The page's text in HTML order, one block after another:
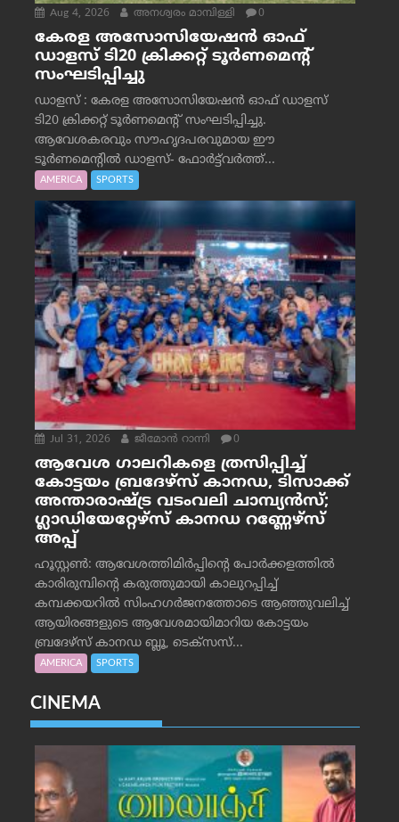
Aug 4, 2026 അനശ്വരം മാമ്പിള്ളി 0
കേരള അസോസിയേഷൻ ഓഫ്
ഡാളസ് ടി20 ക്രിക്കറ്റ് ടൂർണമെന്റ്
സംഘടിപ്പിച്ചു
ഡാളസ് : കേരള അസോസിയേഷൻ ഓഫ് ഡാളസ്
ടി20 ക്രിക്കറ്റ് ടൂർണമെന്റ് സംഘടിപ്പിച്ചു.
ആവേശകരവും സൗഹൃദപരവുമായ ഈ
ടൂർണമെന്റിൽ ഡാളസ്- ഫോർട്ട്‌വര്‍ത്ത്...
AMERICA SPORTS
Jul 31, 2026 ജീമോന്‍ റാന്നി 0
ആവേശ ഗാലറികളെ ത്രസിപ്പിച്ച്
കോട്ടയം ബ്രദേഴ്‌സ് കാനഡ, ടിസാക്ക്
അന്താരാഷ്ട്ര വടംവലി ചാമ്പ്യന്‍സ്;
ഗ്ലാഡിയേറ്റേഴ്‌സ് കാനഡ റണ്ണേഴ്‌സ്
അപ്പ്
ഹൂസ്റ്റണ്‍: ആവേശത്തിമിര്‍പ്പിന്റെ പോര്‍ക്കളത്തില്‍
കാരിരുമ്പിന്റെ കരുത്തുമായി കാലുറപ്പിച്ച്
കമ്പക്കയറില്‍ സിംഹഗര്‍ജനത്തോടെ ആഞ്ഞുവലിച്ച്
ആയിരങ്ങളുടെ ആവേശമായിമാറിയ കോട്ടയം
ബ്രദേഴ്‌സ് കാനഡ ബ്ലൂ, ടെക്‌സസ്...
AMERICA SPORTS
CINEMA